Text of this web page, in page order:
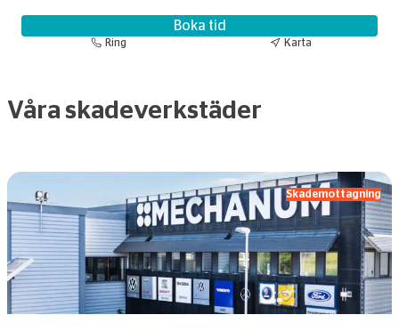
Boka tid
Ring Karta
Våra skadeverkstäder
Skademottagning